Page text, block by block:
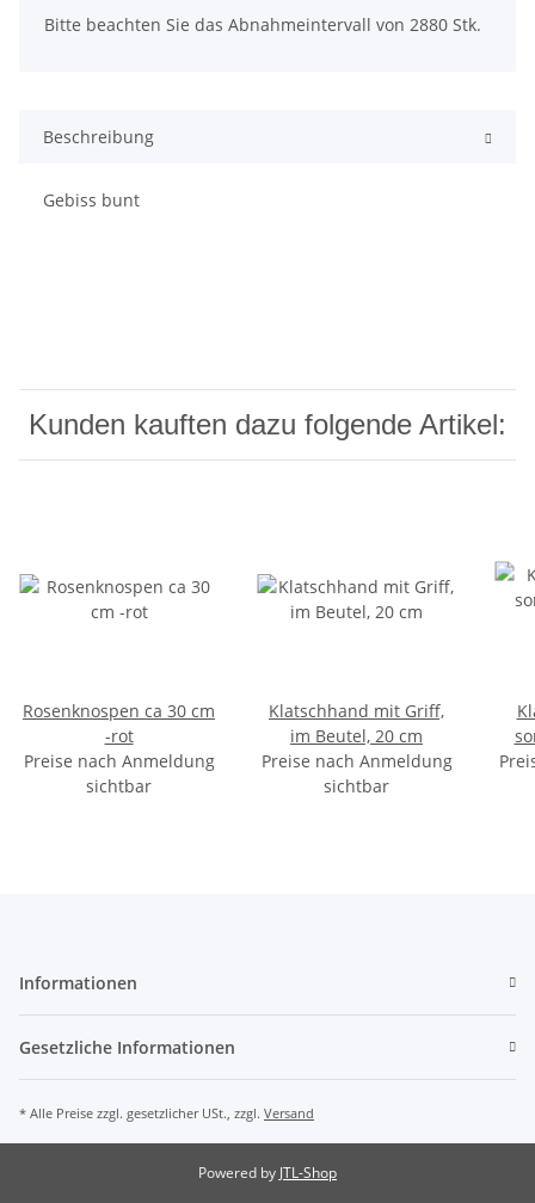
Bitte beachten Sie das Abnahmeintervall von 2880 Stk.
Beschreibung
Gebiss bunt
Kunden kauften dazu folgende Artikel:
Rosenknospen ca 30 cm
-rot
Preise nach Anmeldung
sichtbar
Klatschhand mit Griff,
im Beutel, 20 cm
Preise nach Anmeldung
sichtbar
Informationen
Gesetzliche Informationen
* Alle Preise zzgl. gesetzlicher USt., zzgl. Versand
Powered by JTL-Shop